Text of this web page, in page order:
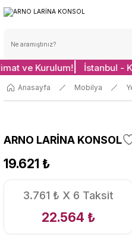
ve Kurulum! İstanbul -
Anasayfa Mobilya
ARNO LARİNA KONSOL
19.621 ₺
3.761 ₺ X 6 Taksit
22.564 ₺